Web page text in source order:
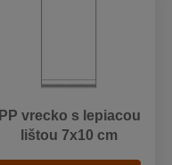
PP vrecko s lepiacou
lištou 7x10 cm